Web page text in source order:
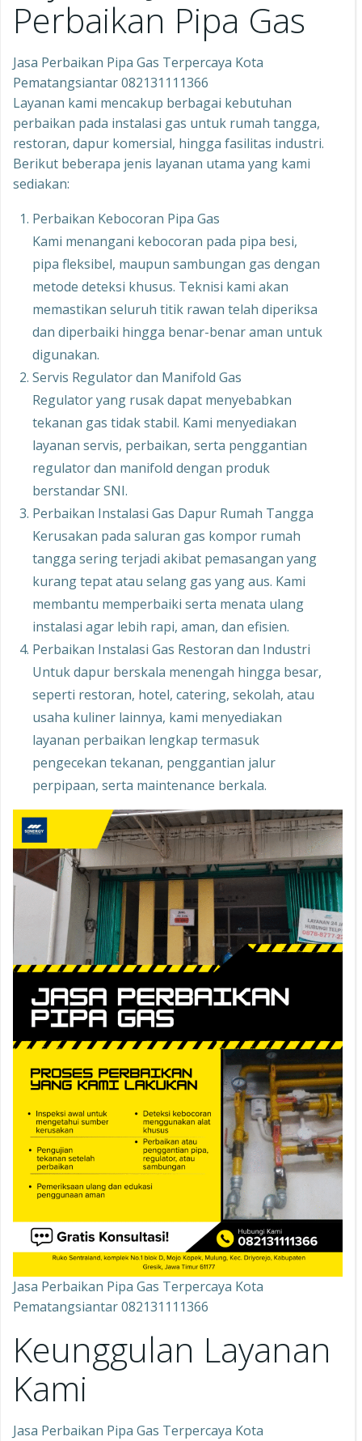
Perbaikan Pipa Gas
Jasa Perbaikan Pipa Gas Terpercaya Kota
Pematangsiantar 082131111366
Layanan kami mencakup berbagai kebutuhan
perbaikan pada instalasi gas untuk rumah tangga,
restoran, dapur komersial, hingga fasilitas industri.
Berikut beberapa jenis layanan utama yang kami
sediakan:
Perbaikan Kebocoran Pipa Gas
Kami menangani kebocoran pada pipa besi,
pipa fleksibel, maupun sambungan gas dengan
metode deteksi khusus. Teknisi kami akan
memastikan seluruh titik rawan telah diperiksa
dan diperbaiki hingga benar-benar aman untuk
digunakan.
Servis Regulator dan Manifold Gas
Regulator yang rusak dapat menyebabkan
tekanan gas tidak stabil. Kami menyediakan
layanan servis, perbaikan, serta penggantian
regulator dan manifold dengan produk
berstandar SNI.
Perbaikan Instalasi Gas Dapur Rumah Tangga
Kerusakan pada saluran gas kompor rumah
tangga sering terjadi akibat pemasangan yang
kurang tepat atau selang gas yang aus. Kami
membantu memperbaiki serta menata ulang
instalasi agar lebih rapi, aman, dan efisien.
Perbaikan Instalasi Gas Restoran dan Industri
Untuk dapur berskala menengah hingga besar,
seperti restoran, hotel, catering, sekolah, atau
usaha kuliner lainnya, kami menyediakan
layanan perbaikan lengkap termasuk
pengecekan tekanan, penggantian jalur
perpipaan, serta maintenance berkala.
Jasa Perbaikan Pipa Gas Terpercaya Kota
Pematangsiantar 082131111366
Keunggulan Layanan
Kami
Jasa Perbaikan Pipa Gas Terpercaya Kota